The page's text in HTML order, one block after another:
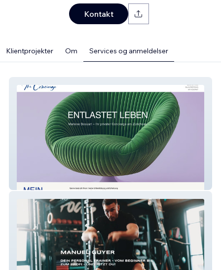
Kontakt
Klientprojekter Om Services og anmeldelser
Ihr Concierge